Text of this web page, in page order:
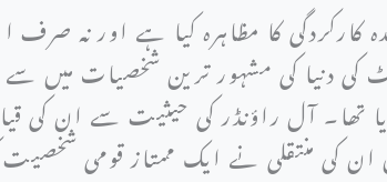
کا مظاہرہ کیا ہے اور نہ صرف
کی دنیا کی مشہور ترین شخصیات میں
ورلڈ کپ جتوایا تھا۔ آل راؤنڈر کی حیثیت سے ان
کی منتقلی نے ایک ممتاز قومی